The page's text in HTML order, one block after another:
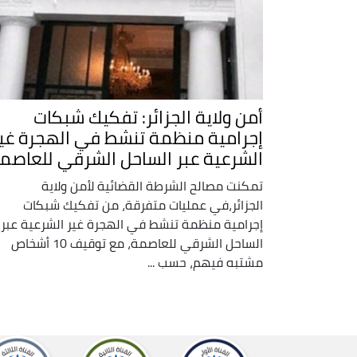
أمن ولاية الجزائر: تفكيك شبكات
إجرامية منظمة تنشط في الهجرة
الشرعية عبر الساحل الشرقي
تمكنت مصالح الشرطة القضائية لأمن ولاية
الجزائر،في عمليات متفرقة، من تفكيك شبكات
إجرامية منظمة تنشط في الهجرة غير الشرعية عبر
الساحل الشرقي للعاصمة، مع توقيف 10 أشخاص
مشتبه فيهم، حسب ...